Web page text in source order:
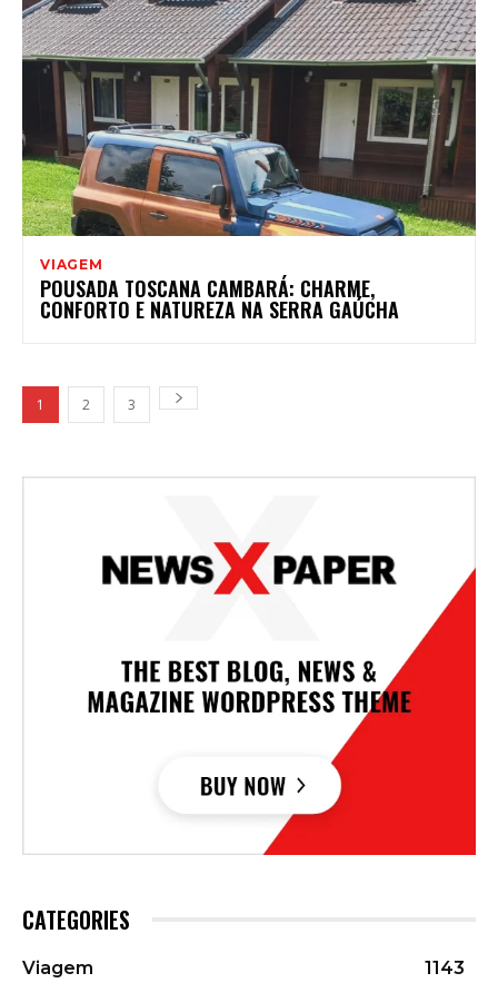
VIAGEM
POUSADA TOSCANA CAMBARÁ: CHARME,
CONFORTO E NATUREZA NA SERRA GAÚCHA
1 2 3
CATEGORIES
Viagem
1143